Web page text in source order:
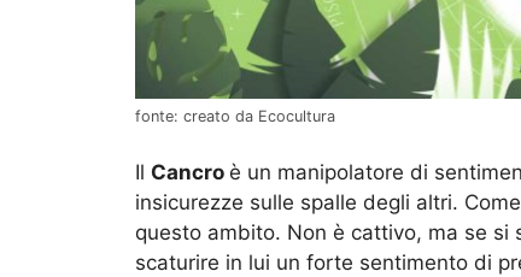
fonte: creato da Ecocultura
Il Cancro è un manipolatore di
insicurezze sulle spalle degli altri.
questo ambito. Non è cattivo, ma se
scaturire in lui un forte sentimento di